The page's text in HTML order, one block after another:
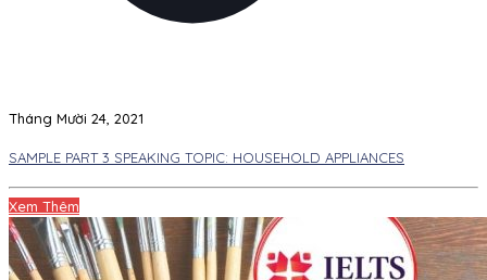
Tháng Mười 24, 2021
SAMPLE PART 3 SPEAKING TOPIC: HOUSEHOLD APPLIANCES
Xem Thêm